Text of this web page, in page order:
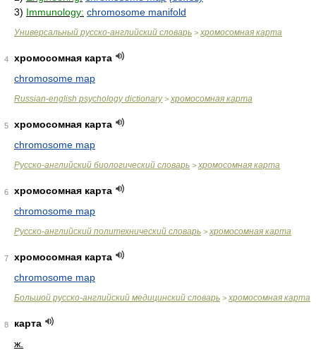
3) Immunology: chromosome manifold
Универсальный русско-английский словарь > хромосомная карта
4
хромосомная карта
chromosome map
Russian-english psychology dictionary> хромосомная карта
5
хромосомная карта
chromosome map
Русско-английский биологический словарь > хромосомная карта
6
хромосомная карта
chromosome map
Русско-английский политехнический словарь > хромосомная карта
7
хромосомная карта
chromosome map
Большой русско-английский медицинский словарь > хромосомная карта
8
карта
ж.